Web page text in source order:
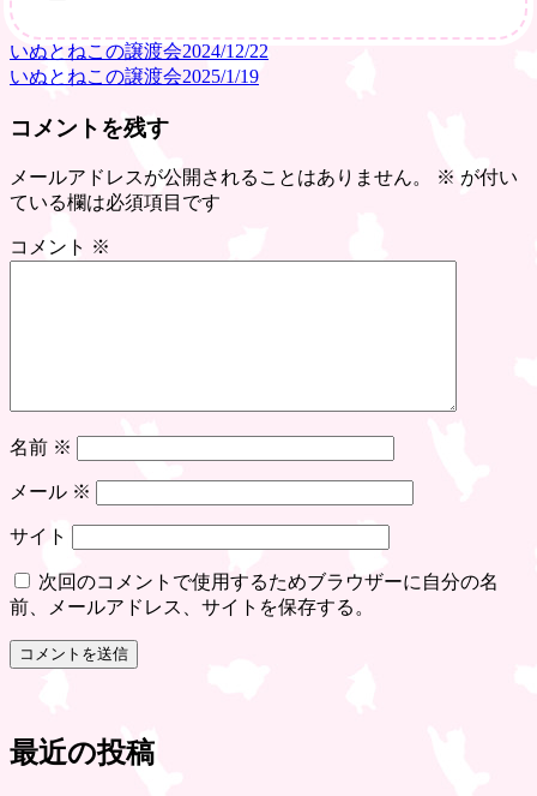
投
稿
ナ
ビ
ゲ
ー
いぬとねこの譲渡会2024/12/22
いぬとねこの譲渡会2025/1/19
コメントを残す
メールアドレスが公開されることはありません。 ※ が付い
ている欄は必須項目です
コメント ※
名前 ※
メール ※
サイト
次回のコメントで使用するためブラウザーに自分の名
前、メールアドレス、サイトを保存する。
最近の投稿